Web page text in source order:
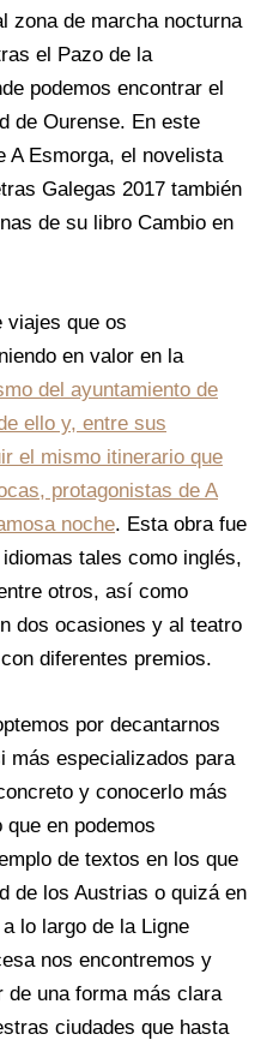
zona de marcha nocturna
el Pazo de la
podemos encontrar el
de Ourense. En este
A Esmorga, el novelista
Galegas 2017 también
de su libro Cambio en
viajes que os
en valor en la
del ayuntamiento de
ello y, entre sus
el mismo itinerario que
protagonistas de A
noche. Esta obra fue
tales como inglés,
otros, así como
dos ocasiones y al teatro
diferentes premios.
por decantarnos
más especializados para
y conocerlo más
que en podemos
de textos en los que
de los Austrias o quizá en
lo largo de la Ligne
nos encontremos y
de una forma más clara
ciudades que hasta